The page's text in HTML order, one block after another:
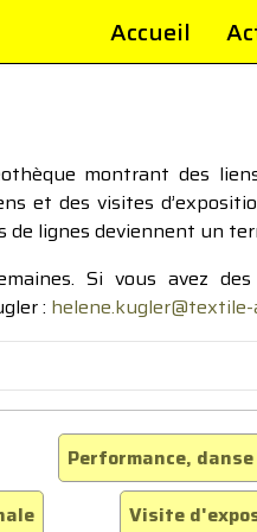
Accueil
montrant des
et des visites
lignes deviennent un
Si vous avez
:
Performance,
Visite